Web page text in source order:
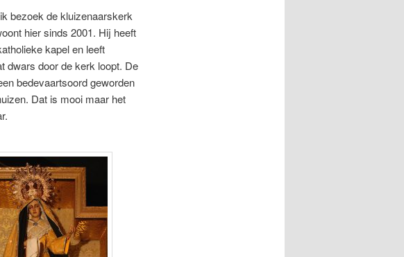
bezoek de kluizenaarskerk
hier sinds 2001. Hij heeft
kapel en leeft
dwars door de kerk loopt. De
bedevaartsoord geworden
Dat is mooi maar het